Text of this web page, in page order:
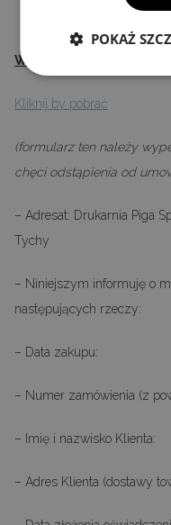
WZÓR FORMULARZA
Kliknij by pobrać
(formularz ten należy
chęci odstąpienia od
– Adresat: Drukarnia Piga
Tychy
– Niniejszym informuję o
następujących rzeczy:
– Data zakupu:
– Numer zamówienia (z
– Imię i nazwisko Klienta:
– Adres Klienta (dostawy
POKAŻ